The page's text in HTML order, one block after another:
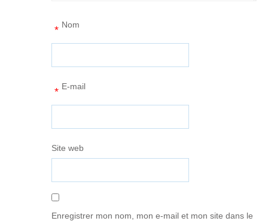
Nom
*
E-mail
*
Site web
Enregistrer mon nom, mon e-mail et mon site dans le